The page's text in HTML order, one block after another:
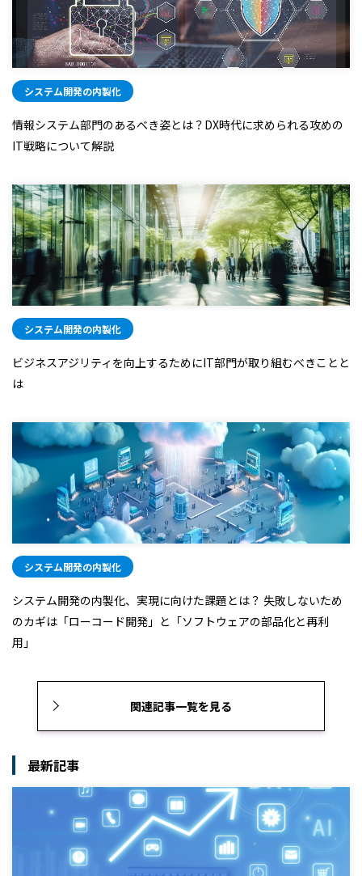
システム開発の内製化
情報システム部門のあるべき姿とは？DX時代に求められる攻めの
IT戦略について解説
システム開発の内製化
ビジネスアジリティを向上するためにIT部門が取り組むべきことと
は
システム開発の内製化
システム開発の内製化、実現に向けた課題とは？ 失敗しないため
のカギは「ローコード開発」と「ソフトウェアの部品化と再利
用」
関連記事一覧を見る
最新記事